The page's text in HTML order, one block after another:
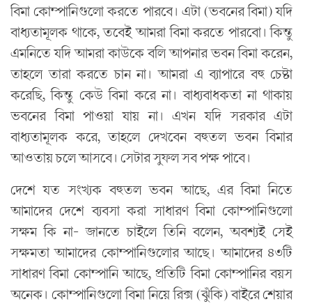
বিমা কোম্পানিগুলো করতে পারবে। এটা (ভবনের বিমা) যদি
বাধ্যতামূলক থাকে, তবেই আমরা বিমা করতে পারবো। কিন্তু
এমনিতে যদি আমরা কাউকে বলি আপনার ভবন বিমা করেন,
তাহলে তারা করতে চান না। আমরা এ ব্যাপারে বহু চেষ্টা
করেছি, কিন্তু কেউ বিমা করে না। বাধ্যবাধকতা না থাকায়
ভবনের বিমা পাওয়া যায় না। এখন যদি সরকার এটা
বাধ্যতামূলক করে, তাহলে দেখবেন বহুতল ভবন বিমার
আওতায় চলে আসবে। সেটার সুফল সব পক্ষ পাবে।
দেশে যত সংখ্যক বহুতল ভবন আছে, এর বিমা নিতে
আমাদের দেশে ব্যবসা করা সাধারণ বিমা কোম্পানিগুলো
সক্ষম কি না- জানতে চাইলে তিনি বলেন, অবশ্যই সেই
সক্ষমতা আমাদের কোম্পানিগুলোর আছে। আমাদের ৪৩টি
সাধারণ বিমা কোম্পানি আছে, প্রতিটি বিমা কোম্পানির বয়স
অনেক। কোম্পানিগুলো বিমা নিয়ে রিক্স (ঝুঁকি) বাইরে শেয়ার